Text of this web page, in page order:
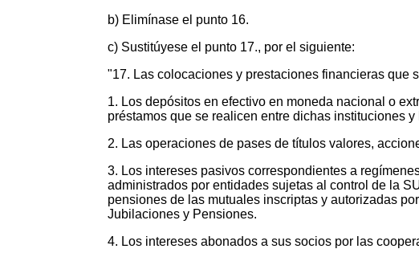
b) Elimínase el punto 16.
c) Sustitúyese el punto 17., por el siguiente:
"17. Las colocaciones y prestaciones financieras que
1. Los depósitos en efectivo en moneda nacional o
préstamos que se realicen entre dichas instituciones
2. Las operaciones de pases de títulos valores,
3. Los intereses pasivos correspondientes a
administrados por entidades sujetas al control de la
pensiones de las mutuales inscriptas y autorizadas
Jubilaciones y Pensiones.
4. Los intereses abonados a sus socios por las